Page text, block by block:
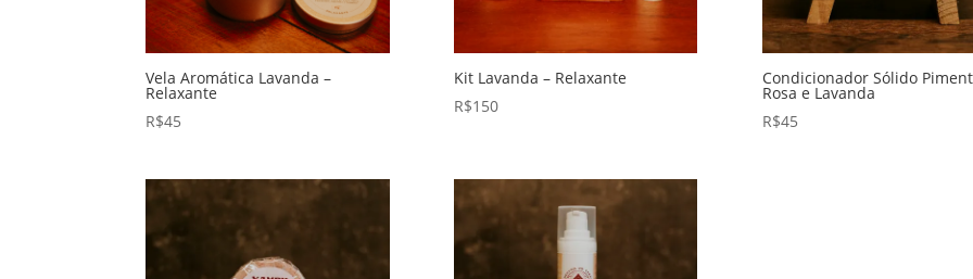
Vela Aromática Lavanda –
Relaxante
R$45
Kit Lavanda – Relaxante
R$150
Condicionador Sólido
Rosa e Lavanda
R$45